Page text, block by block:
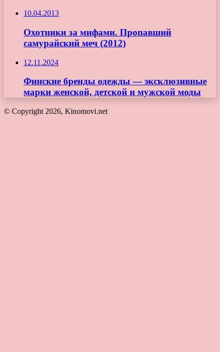
10.04.2013
Охотники за мифами. Пропавший
самурайский меч (2012)
12.11.2024
Финские бренды одежды — эксклюзивные
марки женской, детской и мужской моды
© Copyright 2026, Kinomovi.net